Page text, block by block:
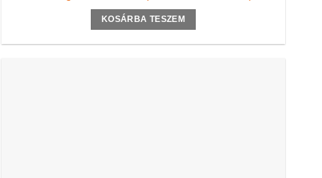
KOSÁRBA TESZEM